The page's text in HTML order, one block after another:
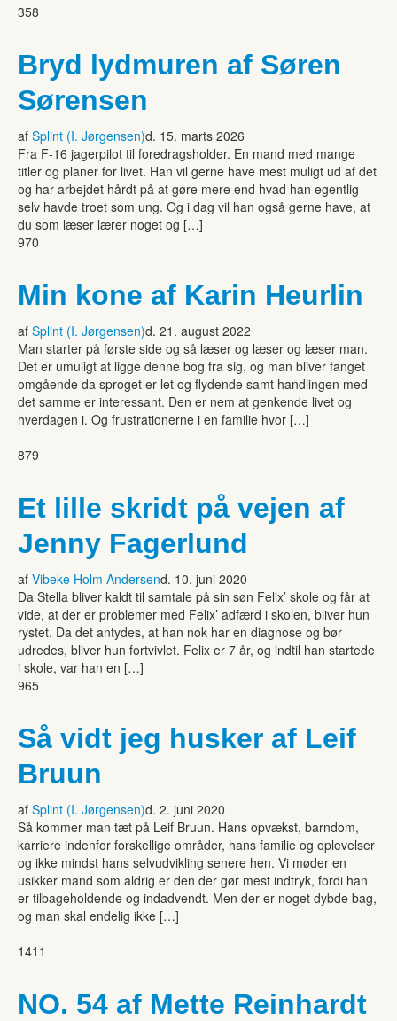
358
Bryd lydmuren af Søren
Sørensen
af Splint (I. Jørgensen)d. 15. marts 2026
Fra F-16 jagerpilot til foredragsholder. En mand med mange
titler og planer for livet. Han vil gerne have mest muligt ud af det
og har arbejdet hårdt på at gøre mere end hvad han egentlig
selv havde troet som ung. Og i dag vil han også gerne have, at
du som læser lærer noget og […]
970
Min kone af Karin Heurlin
af Splint (I. Jørgensen)d. 21. august 2022
Man starter på første side og så læser og læser og læser man.
Det er umuligt at ligge denne bog fra sig, og man bliver fanget
omgående da sproget er let og flydende samt handlingen med
det samme er interessant. Den er nem at genkende livet og
hverdagen i. Og frustrationerne i en familie hvor […]
879
Et lille skridt på vejen af
Jenny Fagerlund
af Vibeke Holm Andersend. 10. juni 2020
Da Stella bliver kaldt til samtale på sin søn Felix’ skole og får at
vide, at der er problemer med Felix’ adfærd i skolen, bliver hun
rystet. Da det antydes, at han nok har en diagnose og bør
udredes, bliver hun fortvivlet. Felix er 7 år, og indtil han startede
i skole, var han en […]
965
Så vidt jeg husker af Leif
Bruun
af Splint (I. Jørgensen)d. 2. juni 2020
Så kommer man tæt på Leif Bruun. Hans opvækst, barndom,
karriere indenfor forskellige områder, hans familie og oplevelser
og ikke mindst hans selvudvikling senere hen. Vi møder en
usikker mand som aldrig er den der gør mest indtryk, fordi han
er tilbageholdende og indadvendt. Men der er noget dybde bag,
og man skal endelig ikke […]
1411
NO. 54 af Mette Reinhardt